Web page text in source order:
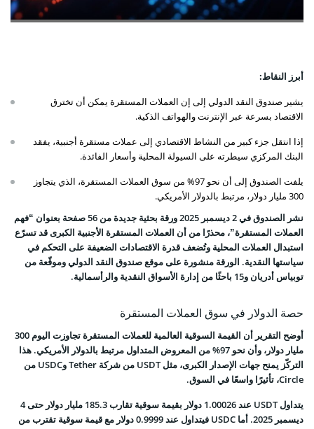
أبرز النقاط:
يشير صندوق النقد الدولي إلى إن العملات المستقرة يمكن أن تخترق
الاقتصاد بسرعة عبر الإنترنت والهواتف الذكية.
إذا انتقل جزء كبير من النشاط الاقتصادي إلى عملات مستقرة أجنبية، يفقد
البنك المركزي سيطرته على السيولة المحلية وأسعار الفائدة.
يلفت الصندوق إلى أن نحو 97% من سوق العملات المستقرة، الذي يتجاوز
300 مليار دولار، مرتبط بالدولار الأمريكي.
نشر الصندوق في 2 ديسمبر 2025 ورقة بحثية جديدة من 56 صفحة بعنوان “فهم
العملات المستقرة”، محذرًا من أن العملات المستقرة الأجنبية الكبرى قد تسرّع
استبدال العملات المحلية وتُضعف قدرة الاقتصادات الضعيفة على التحكم في
سياستها النقدية. الورقة منشورة على موقع صندوق النقد الدولي وموقّعة من
توبياس أدريان و15 باحثًا من إدارة الأسواق النقدية والرأسمالية.
حصة الدولار في سوق العملات المستقرة
أوضح التقرير أن القيمة السوقية العالمية للعملات المستقرة تجاوزت اليوم 300
مليار دولار، وأن نحو 97% من المعروض المتداول مرتبط بالدولار الأمريكي. هذا
التركّز يمنح جهات الإصدار الكبرى، مثل USDT من شركة Tether وUSDC من
Circle، تأثيرًا واسعًا في السوق.
يتداول USDT عند 1.00026 دولار بقيمة سوقية تقارب 185.3 مليار دولار حتى 4
ديسمبر 2025. أما USDC فيتداول عند 0.9999 دولار مع قيمة سوقية تقترب من